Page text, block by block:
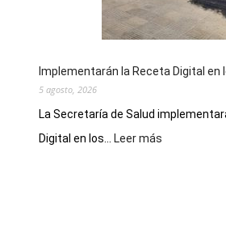
Folclore
Implementarán la Receta Digital en
5 agosto, 2026
La Secretaría de Salud
Digital en los...
Leer más